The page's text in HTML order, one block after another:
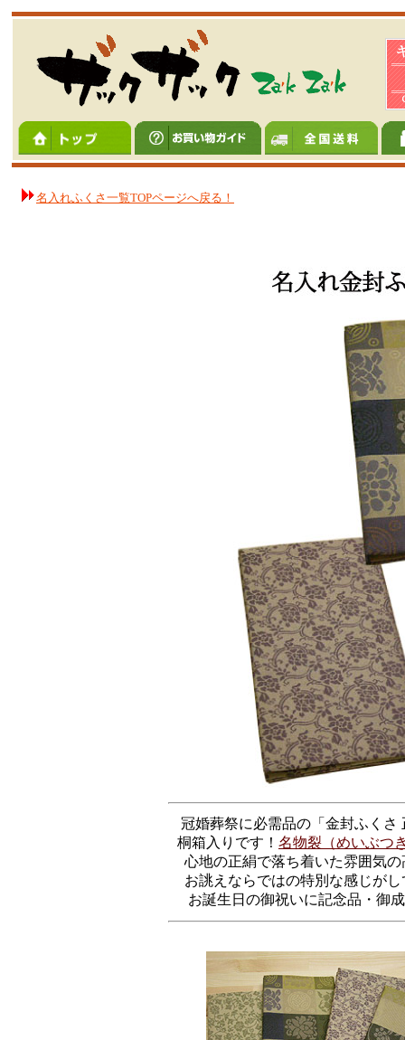
名入れふくさ一覧TOPページへ戻る！
冠婚葬祭に必需品の「金封ふく
桐箱入りです！ 名物裂（めいぶつ
心地の正絹で落ち着いた雰囲気
お誂えならではの特別な感じが
お誕生日の御祝いに記念品・御